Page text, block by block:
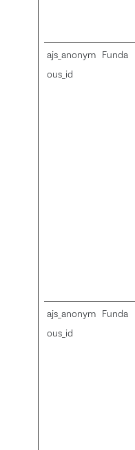
ajs_anonym
ous_id
Funda
ajs_anonym
ous_id
Funda